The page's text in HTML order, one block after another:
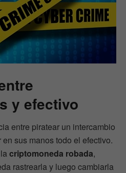
y efectivo
entre piratear un intercambio
en sus manos todo el efectivo.
criptomoneda robada,
rastrearla y luego cambiarla